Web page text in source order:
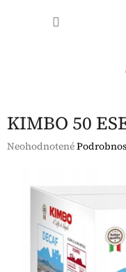
KIMBO 50
Priemerné
hviezdičiek.
Neohodnotené